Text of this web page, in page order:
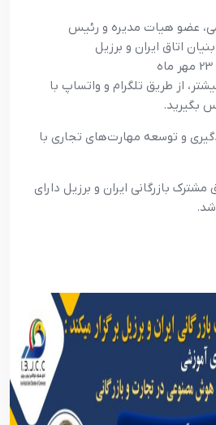
عضو هیات مدیره و رئیس
اتاق ایران و برزیل
از طریق تلگرام و واتساپ با
و توسعه مهارت‌های تجاری با
بازرگانی ایران و برزیل دارای